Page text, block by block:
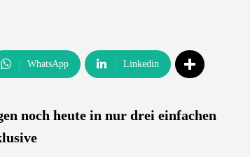
WhatsApp Linkedin
noch heute in nur drei einfachen